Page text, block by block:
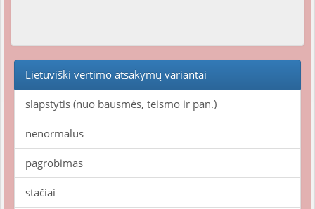
Lietuviški vertimo atsakymų variantai
slapstytis (nuo bausmės, teismo ir pan.)
nenormalus
pagrobimas
stačiai